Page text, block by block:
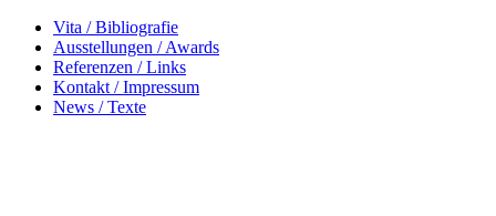
Vita / Bibliografie
Ausstellungen / Awards
Referenzen / Links
Kontakt / Impressum
News / Texte